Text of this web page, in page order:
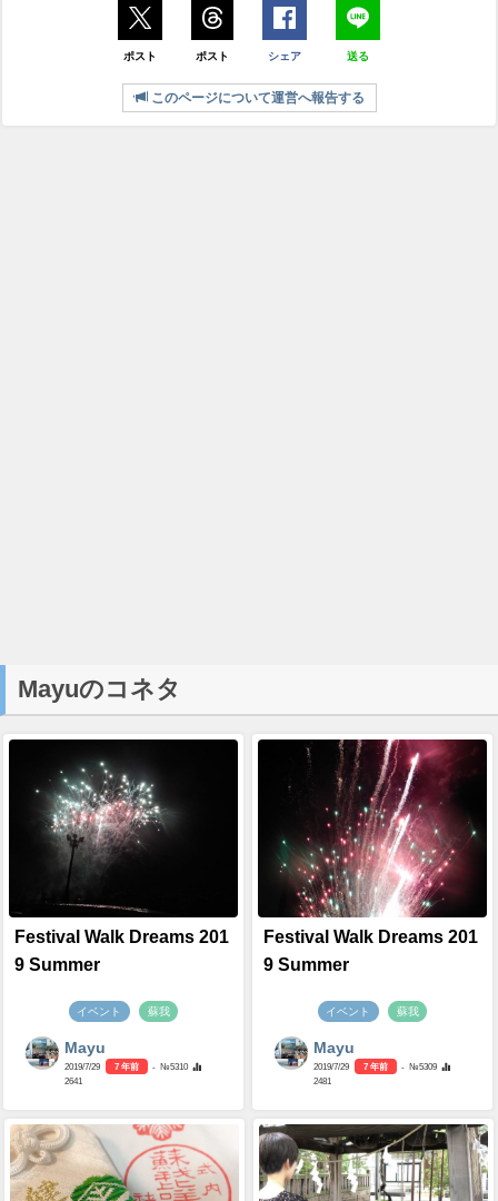
ポスト ポスト シェア 送る
このページについて運営へ報告する
Mayuのコネタ
Festival Walk Dreams 201
9 Summer
イベント 蘇我
Mayu
2019/7/29 7 年前
- №5310
2641
Festival Walk Dreams 201
9 Summer
イベント 蘇我
Mayu
2019/7/29 7 年前
- №5309
2481